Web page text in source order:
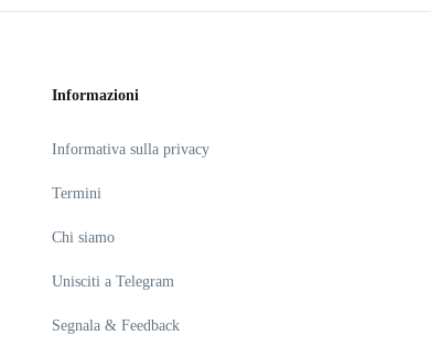
Informazioni
Informativa sulla privacy
Termini
Chi siamo
Unisciti a Telegram
Segnala & Feedback